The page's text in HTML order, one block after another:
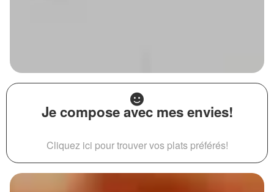
Je compose avec mes envies!
Cliquez ici pour trouver vos plats préférés!